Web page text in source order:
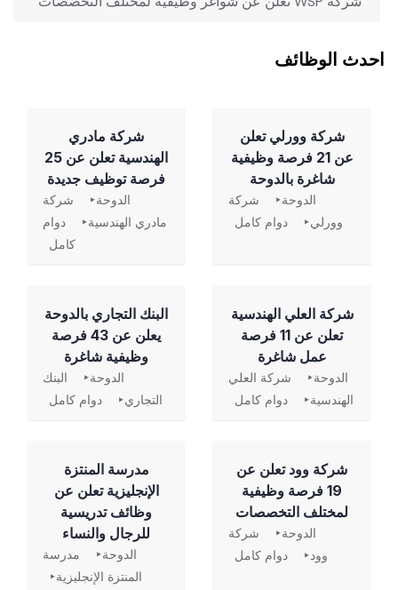
احدث الوظائف
شركة وورلي تعلن
عن 21 فرصة وظيفية
شاغرة بالدوحة
الدوحة
شركة
وورلي
دوام كامل
شركة مادري
الهندسية تعلن عن 25
فرصة توظيف جديدة
الدوحة
شركة
مادري الهندسية
دوام
كامل
شركة العلي الهندسية
تعلن عن 11 فرصة
عمل شاغرة
الدوحة
شركة العلي
الهندسية
دوام كامل
‏البنك التجاري بالدوحة
يعلن عن 43 فرصة
وظيفية شاغرة
الدوحة
البنك
التجاري
دوام كامل
شركة وود تعلن عن
19 فرصة وظيفية
لمختلف التخصصات
الدوحة
شركة
وود
دوام كامل
مدرسة المنتزة
الإنجليزية تعلن عن
وظائف تدريسية
للرجال والنساء
الدوحة
مدرسة
المنتزة الإنجليزية